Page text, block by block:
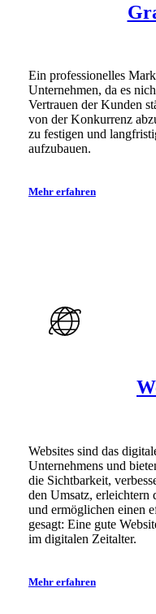
Ein professionelles
Unternehmen, da es
Vertrauen der Kunden
von der Konkurrenz
zu festigen und
aufzubauen.
Mehr erfahren
Websites sind das
Unternehmens und
die Sichtbarkeit,
den Umsatz,
und ermöglichen einen
gesagt: Eine gute
im digitalen Zeitalter.
Mehr erfahren